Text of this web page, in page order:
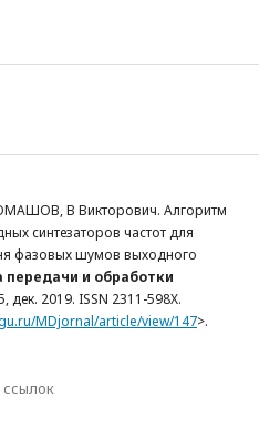
В Викторович. Алгоритм
синтезаторов частот для
фазовых шумов выходного
и обработки
дек. 2019. ISSN 2311-598X.
MDjornal/article/view/147>.